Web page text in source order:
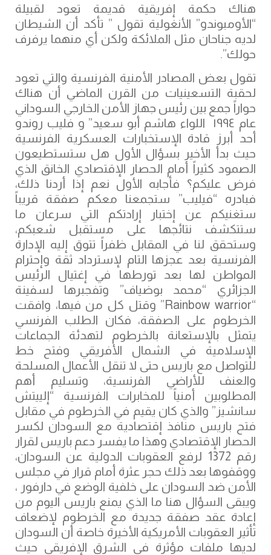
هناك حكمة إفريقية قديمة تعود لقبيلة
“الأومبوندو” الأنغولية تقول ” تأكد أن الشيطان
لديه جناحان مثل الملائكة ولكن أي منهما يرفرف
حولك”.
‏تقول بعض المصادر الأمنية الفرنسية والتي تعود
لحقبة التسعينيات من القرن الماضي أن هناك
حواراً جمع بين رئيس جهاز الأمن الخارجي السوداني
عام ١٩٩٤ اللواء هاشم أبو سعيد” و فليب روندو
أحد أبرز قادة الإستخبارات العسكرية الفرنسية
حيث بدأ الأخير بسؤال الأول هل ستستطيعون
الصمود كثيراً أمام الحصار الإقتصادي الخانق الذي
فرض عليكم؟ فأجابه الأول نعم إذا أردنا ذلك،
فبادره “فيليب” ستجمعنا معكم صفقة قريباً
ستغنيكم عن إختبار إرادتكم التي سرعان ما
ستتكشف نتائجها على مستقبل شعبكم،
وستحقق لنا في المقابل ظفراً تتوق إليه الإدارة
الفرنسية بعد عجزها التام لإسترداد ثقة وإحترام
المواطن لها بعد تورطها في إغتيال الرئيس
الجزائري “محمد بوضياف” وتفجبرها لسفينة
“Rainbow warrior” وقتل كل من فيها، وافقت
الخرطوم على الصفقة، فكان الطلب الفرنسي
يتمثل بالإستعانة بالخرطوم لتهدئة الجماعات
الإسلامية في الشمال الأفريقي وفتح خط
للتواصل مع باريس حتى لا تنقل الأعمال المسلحة
والعنف للأراضي الفرنسية، وتسليم أهم
المطلوبين أمنياً للمخابرات الفرنسية “إلييتش
سانشيز” والذي كان يقيم في الخرطوم في مقابل
فتح باريس منافذ إقتصادية مع السودان لكسر
الحصار الإقتصادي وهذا ما يفسر دعم ‫باريس لقرار
رقم 1372 لرفع العقوبات الدولية عن السودان،
ووقفوها بعد ذلك حجر عثرة أمام قرار في مجلس
الأمن ضد السودان على خلفية الوضع في ‫دارفور ،
ويبقى السؤال هنا ما الذي يمنع باريس اليوم من
إعادة عقد صفقة جديدة مع الخرطوم لإضعاف
تأثير العقوبات الأمريكية الأخيرة خاصة أن السودان
لديها ملفات مؤثرة في الشرق الإفريقي حيث